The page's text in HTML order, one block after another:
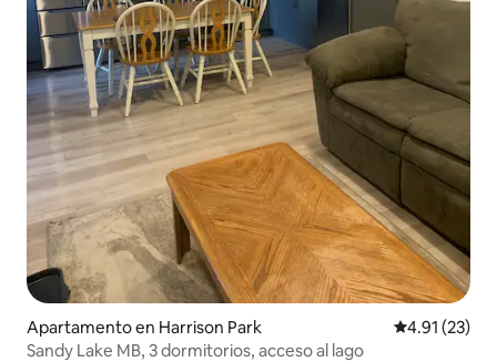
Apartamento en Harrison Park Calificación
4.91 (23)
Sandy Lake MB, 3 dormitorios, acceso al lago